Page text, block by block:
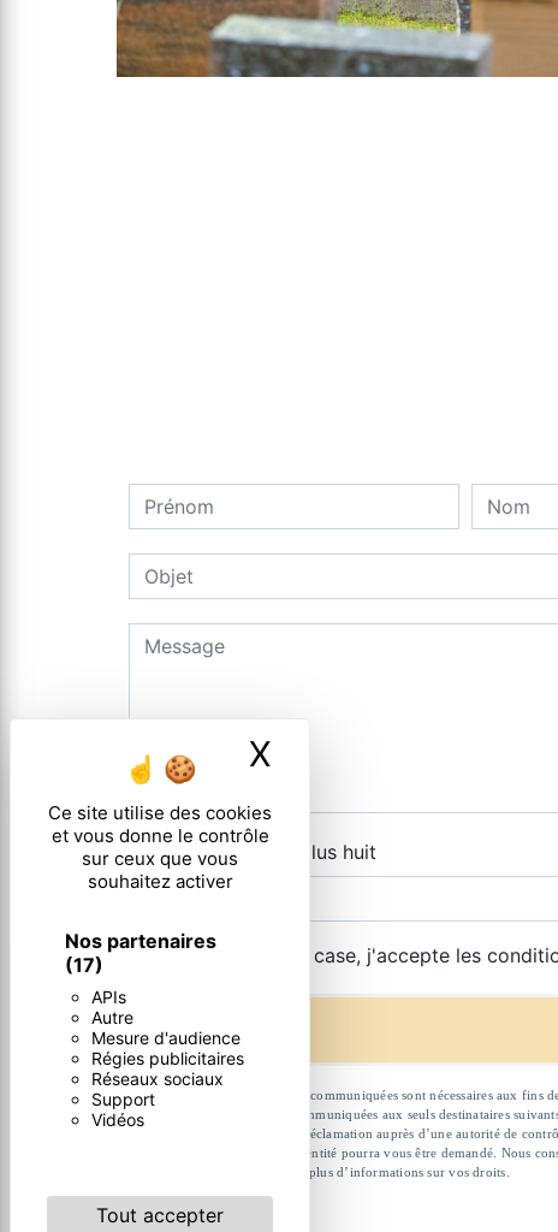
Ce site utilise des cookies
et vous donne le contrôle
sur ceux que vous
souhaitez activer
Nos partenaires
(17)
APIs
Autre
Mesure d'audience
Régies publicitaires
Réseaux sociaux
Support
Vidéos
Tout accepter
X
Combien font huit plus huit
En cochant cette case, j'accepte les
** Les données personnelles communiquées sont nécessaires aux fins
données collectées seront communiquées aux seuls destinataires
et du droit d’introduire une réclamation auprès d’une autorité de
l'adresse . Un justificatif d'identité pourra vous être demandé. Nous
Consultez le site cnil.fr pour plus d’informations sur vos droits.